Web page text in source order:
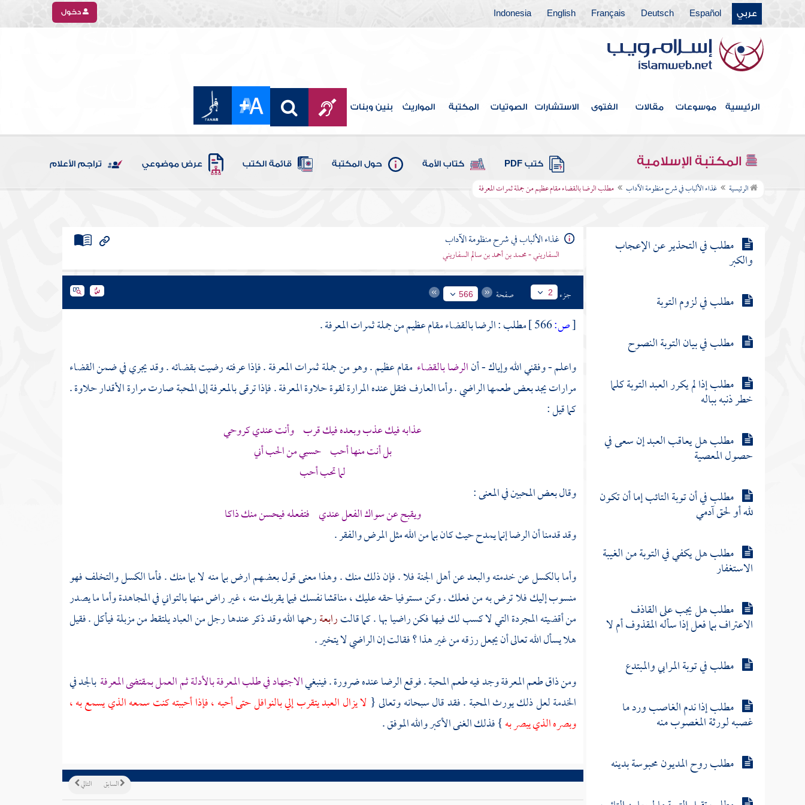
عربي Español
Deutsch
Français
English
Indonesia دخول
الرئيسية موسوعات مقالات الفتوى الاستشارات الصوتيات المكتبة المواريث بنين وبنات
المكتبة الإسلامية كتب PDF كتاب الأمة حول المكتبة قائمة الكتب عرض موضوعي تراجم الأعلام
الرئيسية غذاء الألباب في شرح منظومة الآداب مطلب الرضا بالقضاء مقام عظيم من جملة ثمرات المعرفة
مطلب في وصف ضرار بن ضمرة
الإمام عليا
مطلب في النهي عن نسبة الإذلال
مطلب في رد قول من قال ما فائدة
الإعدام بعد الإيجاد والابتلاء
مطلب الرضا بالقضاء مقام عظيم من
مطلب في التحذير عن الإعجاب
والكبر
مطلب في لزوم التوبة
مطلب في بيان التوبة النصوح
مطلب إذا لم يكرر العبد التوبة كلما
خطر ذنبه بباله
مطلب هل يعاقب العبد إن سعى في
حصول المعصية
مطلب في أن توبة التائب إما أن تكون
لله أو لحق آدمي
مطلب هل يكفي في التوبة من الغيبة
الاستغفار
مطلب هل يجب على القاذف
الاعتراف بما فعل إذا سأله المقذوف أم لا
مطلب في توبة المرابي والمبتدع
مطلب إذا ندم الغاصب ورد ما
غصبه لورثة المغصوب منه
مطلب روح المديون محبوسة بدينه
غذاء الألباب في شرح منظومة الآداب
السفاريني - محمد بن أحمد بن سالم السفاريني
جزء 2 صفحة 566
[ص:
مطلب : الرضا بالقضاء مقام عظيم من جملة ثمرات المعرفة .
واعلم - وفقني الله وإياك - أنالرضا بالقضاء مقام عظيم . وهو من جملة ثمرات المعرفة . فإذا عرفته رضيت بقضائه . وقد يجري في ضمن القضاء
مرارات يجد بعض طعمها الراضي . وأما العارف فتقل عنده المرارة لقوة حلاوة المعرفة . فإذا ترقى بالمعرفة إلى المحبة صارت مرارة الأقدار حلاوة .
كما قيل :
عذابه فيك عذب وبعده فيك قرب وأنت عندي كروحي
بل أنت منها أحب حسبي من الحب أني
لما تحب أحب
وقال بعض المحبين في المعنى :
ويقبح عن سواك الفعل عندي فتفعله فيحسن منك ذاكا
وقد قدمنا أن الرضا إنما يمدح حيث كان بما من الله مثل المرض والفقر .
وأما بالكسل عن خدمته والبعد عن أهل الجنة فلا . فإن ذلك منك . وهذا معنى قول بعضهم ارض بما منه لا بما منك . فأما الكسل والتخلف فهو
منسوب إليك فلا ترض به من فعلك . وكن مستوفيا حقه عليك ، مناقشا نفسك فيما يقربك منه ، غير راض منها بالتواني في المجاهدة وأما ما يصدر
من أقضيته المجردة التي لا كسب لك فيها فكن راضيا بها . كما قالترابعةرحمها الله وقد ذكر عندها رجل من العباد يلتقط من مزبلة فيأكل . فقيل
هلا يسأل الله تعالى أن يجعل رزقه من غير هذا ؟ فقالت إن الراضي لا يتخير .
ومن ذاق طعم المعرفة وجد فيه طعم المحبة . فوقع الرضا عنده ضرورة . فينبغيالاجتهاد في طلب المعرفة بالأدلة ثم العمل بمقتضى المعرفةبالجد في
الخدمة لعل ذلك يورث المحبة . فقد قال سبحانه وتعالى {لا يزال العبد يتقرب إلي بالنوافل حتى أحبه ، فإذا أحببته كنت سمعه الذي يسمع به ،
وبصره الذي يبصر به} فذلك الغنى الأكبر والله الموفق .
التالي السابق